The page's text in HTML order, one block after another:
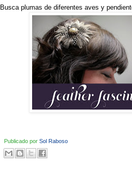
Busca plumas de diferentes aves y
Publicado por Sol Raboso